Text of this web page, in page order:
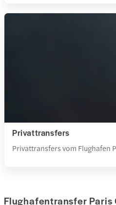
Privattransfers
Privattransfers vom Flughafen
Flughafentransfer